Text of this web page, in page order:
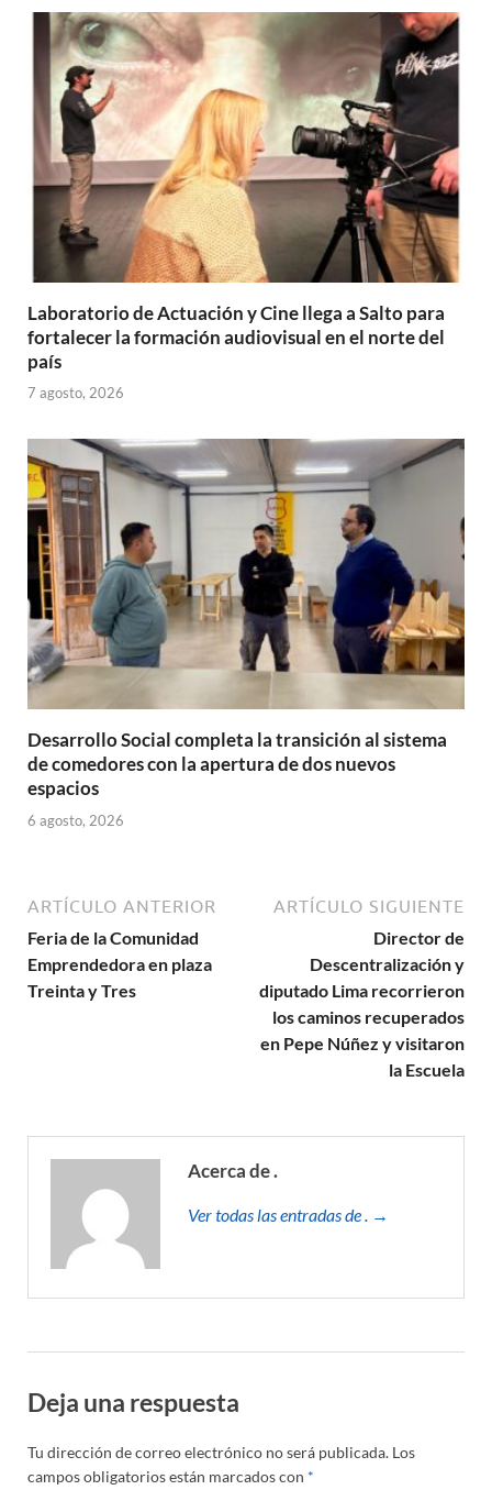
Laboratorio de Actuación y Cine llega a Salto para
fortalecer la formación audiovisual en el norte del
país
7 agosto, 2026
Desarrollo Social completa la transición al sistema
de comedores con la apertura de dos nuevos
espacios
6 agosto, 2026
ARTÍCULO ANTERIOR
Feria de la Comunidad
Emprendedora en plaza
Treinta y Tres
ARTÍCULO SIGUIENTE
Director de
Descentralización y
diputado Lima recorrieron
los caminos recuperados
en Pepe Núñez y visitaron
la Escuela
Acerca de .
Ver todas las entradas de . →
Deja una respuesta
Tu dirección de correo electrónico no será publicada. Los
campos obligatorios están marcados con *